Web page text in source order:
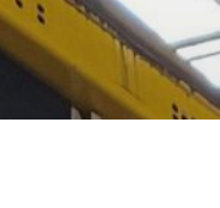
ENGLISH